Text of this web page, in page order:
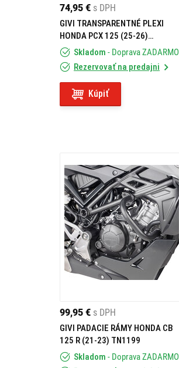
74,95 € s DPH
GIVI TRANSPARENTNÉ PLEXI
HONDA PCX 125 (25-26)
D1216ST2
Skladom - Doprava ZADARMO
Rezervovať na predajni
Kúpiť
99,95 € s DPH
GIVI PADACIE RÁMY HONDA CB
125 R (21-23) TN1199
Skladom - Doprava ZADARMO